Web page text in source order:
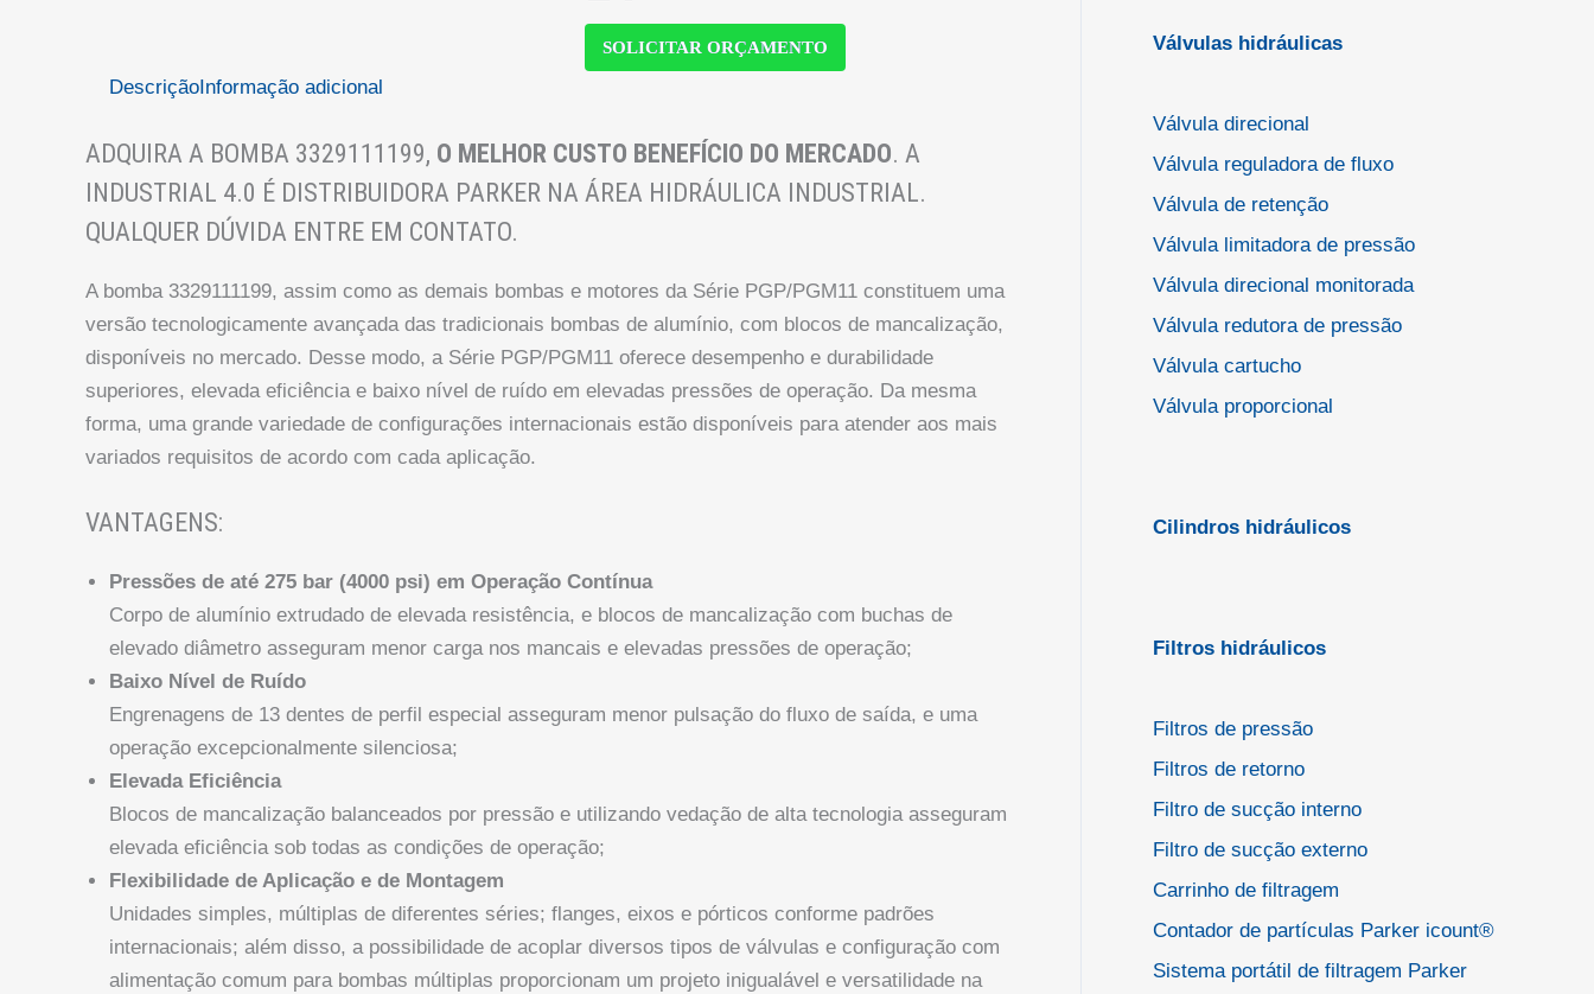
SOLICITAR ORÇAMENTO
DescriçãoInformação adicional
ADQUIRA A BOMBA 3329111199, O MELHOR CUSTO BENEFÍCIO DO MERCADO. A
INDUSTRIAL 4.0 É DISTRIBUIDORA PARKER NA ÁREA HIDRÁULICA INDUSTRIAL.
QUALQUER DÚVIDA ENTRE EM CONTATO.
A bomba 3329111199, assim como as demais bombas e motores da Série PGP/PGM11 constituem uma
versão tecnologicamente avançada das tradicionais bombas de alumínio, com blocos de mancalização,
disponíveis no mercado. Desse modo, a Série PGP/PGM11 oferece desempenho e durabilidade
superiores, elevada eficiência e baixo nível de ruído em elevadas pressões de operação. Da mesma
forma, uma grande variedade de configurações internacionais estão disponíveis para atender aos mais
variados requisitos de acordo com cada aplicação.
VANTAGENS:
Pressões de até 275 bar (4000 psi) em Operação Contínua
Corpo de alumínio extrudado de elevada resistência, e blocos de mancalização com buchas de
elevado diâmetro asseguram menor carga nos mancais e elevadas pressões de operação;
Baixo Nível de Ruído
Engrenagens de 13 dentes de perfil especial asseguram menor pulsação do fluxo de saída, e uma
operação excepcionalmente silenciosa;
Elevada Eficiência
Blocos de mancalização balanceados por pressão e utilizando vedação de alta tecnologia asseguram
elevada eficiência sob todas as condições de operação;
Flexibilidade de Aplicação e de Montagem
Unidades simples, múltiplas de diferentes séries; flanges, eixos e pórticos conforme padrões
internacionais; além disso, a possibilidade de acoplar diversos tipos de válvulas e configuração com
alimentação comum para bombas múltiplas proporcionam um projeto inigualável e versatilidade na
Válvulas hidráulicas
Válvula direcional
Válvula reguladora de fluxo
Válvula de retenção
Válvula limitadora de pressão
Válvula direcional monitorada
Válvula redutora de pressão
Válvula cartucho
Válvula proporcional
Cilindros hidráulicos
Filtros hidráulicos
Filtros de pressão
Filtros de retorno
Filtro de sucção interno
Filtro de sucção externo
Carrinho de filtragem
Contador de partículas Parker icount®
Sistema portátil de filtragem Parker